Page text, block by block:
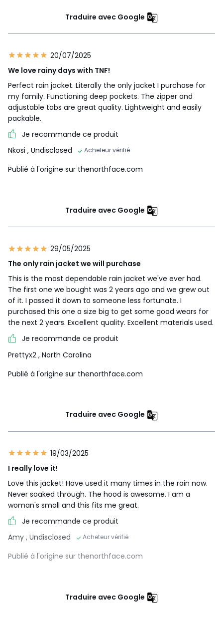
Traduire avec Google
20/07/2025
We love rainy days with TNF!
Perfect rain jacket. Literally the only jacket I purchase for
my family. Functioning deep pockets. The zipper and
adjustable tabs are great quality. Lightweight and easily
packable.
Je recommande ce produit
Nkosi , Undisclosed Acheteur vérifié
Publié à l'origine sur thenorthface.com
Traduire avec Google
29/05/2025
The only rain jacket we will purchase
This is the most dependable rain jacket we've ever had.
The first one we bought was 2 years ago and we grew out
of it. I passed it down to someone less fortunate. I
purchased this one a size big to get some good wears for
the next 2 years. Excellent quality. Excellent materials used.
Je recommande ce produit
Prettyx2 , North Carolina
Publié à l'origine sur thenorthface.com
Traduire avec Google
19/03/2025
I really love it!
Love this jacket! Have used it many times in the rain now.
Never soaked through. The hood is awesome. I am a
woman's small and this fits me great.
Je recommande ce produit
Amy , Undisclosed Acheteur vérifié
Publié à l'origine sur thenorthface.com
Traduire avec Google